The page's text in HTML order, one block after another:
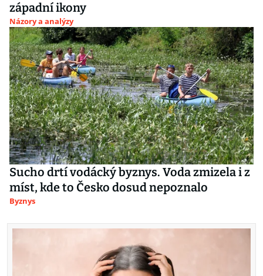
západní ikony
Názory a analýzy
Sucho drtí vodácký byznys. Voda zmizela i z
míst, kde to Česko dosud nepoznalo
Byznys